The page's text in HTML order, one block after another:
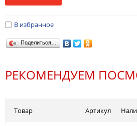
В избранное
Поделиться…
РЕКОМЕНДУЕМ
Товар Артикул